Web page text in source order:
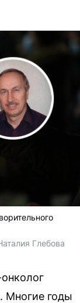
Глебова
Многие годы